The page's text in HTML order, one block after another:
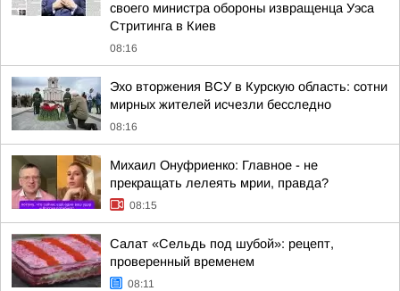
своего министра обороны извращенца Уэса
Стритинга в Киев
08:16
Эхо вторжения ВСУ в Курскую область: сотни
мирных жителей исчезли бесследно
08:16
Михаил Онуфриенко: Главное - не
прекращать лелеять мрии, правда?
08:15
Салат «Сельдь под шубой»: рецепт,
проверенный временем
08:11